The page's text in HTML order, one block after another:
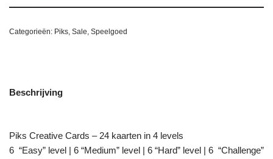
Categorieën: Piks, Sale, Speelgoed
Beschrijving
Piks Creative Cards – 24 kaarten in 4 levels
6 “Easy” level | 6 “Medium” level | 6 “Hard” level | 6 “Challenge”